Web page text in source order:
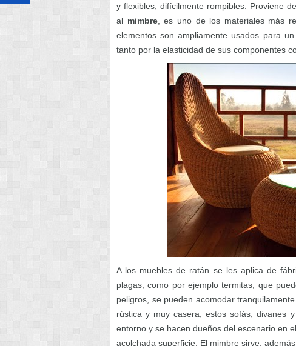
y flexibles, difícilmente rompibles. Proviene
al mimbre, es uno de los materiales más
elementos son ampliamente usados para
tanto por la elasticidad de sus componentes
A los muebles de ratán se les aplica de
plagas, como por ejemplo termitas, que
peligros, se pueden acomodar
rústica y muy casera, estos sofás, divanes
entorno y se hacen dueños del escenario en
acolchada superficie. El mimbre sirve,